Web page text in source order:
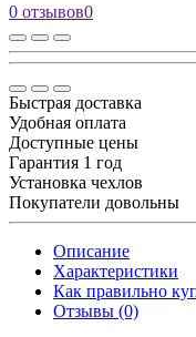
0 отзывов0
Быстрая доставка
Удобная оплата
Доступные цены
Гарантия 1 год
Установка чехлов
Покупатели довольны
Описание
Характеристики
Как правильно
Отзывы (0)